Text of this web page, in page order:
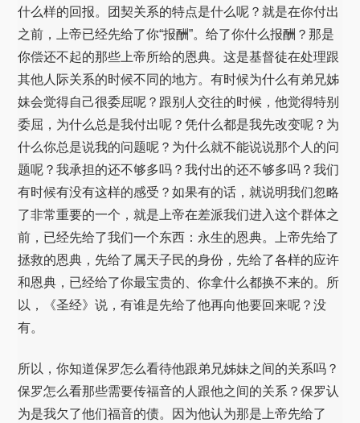
什么样的回报。团契关系的特点是什么呢？就是在你付出
之前，上帝已经先给了你“报酬”。给了你什么报酬？那是
你偿还不起的那些上帝所给的恩典。这是基督徒在处理跟
其他人际关系的时候不同的地方。有时候为什么有弟兄姊
妹会觉得自己很委屈呢？跟别人交往的时候，他觉得特别
委屈，为什么总是我付出呢？凭什么都是我先改变呢？为
什么你总是说我的问题呢？为什么就不能说说那个人的问
题呢？我承担的还不够多吗？我付出的还不够多吗？我们
有时候有没有这样的感受？如果有的话，就说明我们忽略
了非常重要的一个，就是上帝在差派我们进入这个群体之
前，已经先给了我们一个东西：永生的恩典。上帝先给了
拯救的恩典，先给了属天子民的身份，先给了各样的应许
和恩典，已经给了你最宝贵的、你拿什么都换不来的。所
以，《圣经》说，有谁是先给了他再向他要回来呢？没
有。
所以，你知道保罗怎么看待他跟弟兄姊妹之间的关系吗？
保罗怎么看那些需要传福音的人跟他之间的关系？保罗认
为是我欠了他们福音的债。因为他认为那是上帝先给了